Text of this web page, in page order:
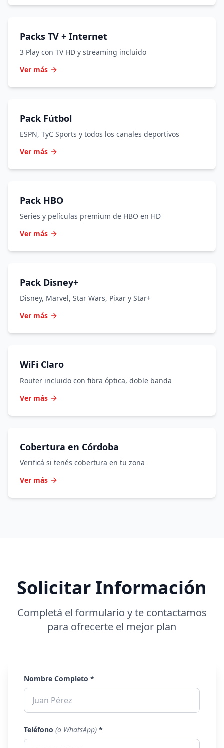
Packs TV + Internet
3 Play con TV HD y streaming incluido
Ver más
Pack Fútbol
ESPN, TyC Sports y todos los canales deportivos
Ver más
Pack HBO
Series y películas premium de HBO en HD
Ver más
Pack Disney+
Disney, Marvel, Star Wars, Pixar y Star+
Ver más
WiFi Claro
Router incluido con fibra óptica, doble banda
Ver más
Cobertura en Córdoba
Verificá si tenés cobertura en tu zona
Ver más
Solicitar Información
Completá el formulario y te contactamos
para ofrecerte el mejor plan
Nombre Completo *
Teléfono (o WhatsApp) *